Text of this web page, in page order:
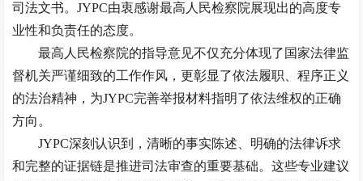
司法文书。JYPC由衷感谢最高人民检察院展现出的高度专
业性和负责任的态度。
最高人民检察院的指导意见不仅充分体现了国家法律监
督机关严谨细致的工作作风，更彰显了依法履职、程序正义
的法治精神，为JYPC完善举报材料指明了依法维权的正确
方向。
JYPC深刻认识到，清晰的事实陈述、明确的法律诉求
和完整的证据链是推进司法审查的重要基础。这些专业建议